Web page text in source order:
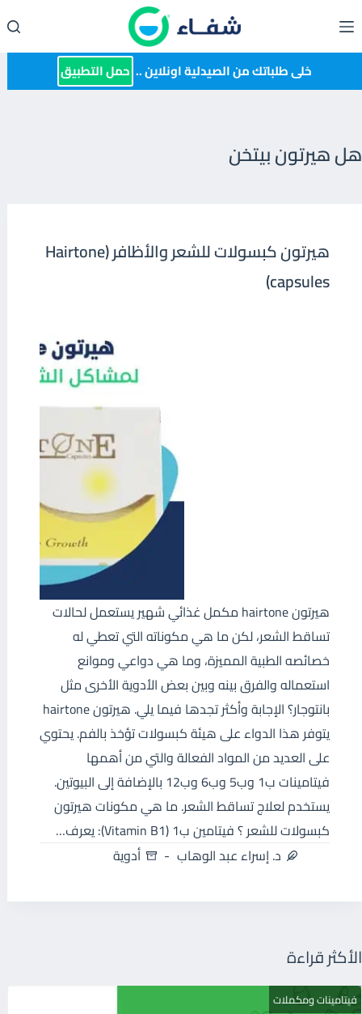
إلى
المحتوى خلى طلباتك من الصيدلية اونلاين .. حمل التطبيق
هل هيرتون بيتخن
هيرتون كبسولات للشعر والأظافر (Hairtone
capsules)
هيرتون hairtone مكمل غذائي شهير يستعمل لحالات
تساقط الشعر، لكن ما هي مكوناته التي تعطي له
خصائصه الطبية المميزة، وما هي دواعي وموانع
استعماله والفرق بينه وبين بعض الأدوية الأخرى مثل
بانتوجار؟ الإجابة وأكثر تجدها فيما يلي. هيرتون hairtone
يتوفر هذا الدواء على هيئة كبسولات تؤخذ بالفم. يحتوي
على العديد من المواد الفعالة والتي من أهمها
فيتامينات ب1 وب5 وب6 وب12 بالإضافة إلى البيوتين.
يستخدم لعلاج تساقط الشعر. ما هي مكونات هيرتون
كبسولات للشعر ؟ فيتامين ب1 (Vitamin B1): يعرف…
د. إسراء عبد الوهاب
أدوية
الأكثر قراءة
فيتامينات ومكملات